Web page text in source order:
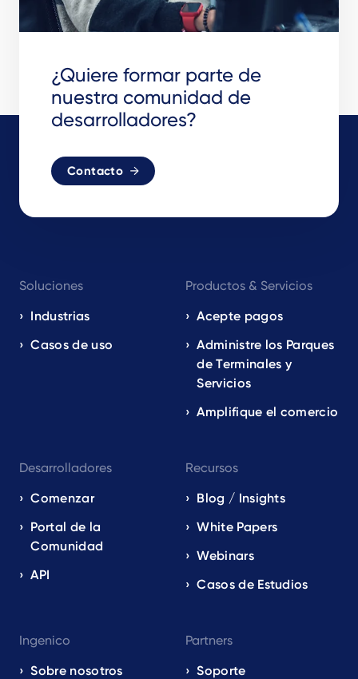
¿Quiere formar parte de
nuestra comunidad de
desarrolladores?
Contacto
navigation
EN
Soluciones
Industrias
Casos de uso
Productos & Servicios
Acepte pagos
Administre los Parques
de Terminales y
Servicios
Amplifique el comercio
Desarrolladores
Comenzar
Portal de la
Comunidad
API
Recursos
Blog / Insights
White Papers
Webinars
Casos de Estudios
Ingenico
Sobre nosotros
Partners
Soporte